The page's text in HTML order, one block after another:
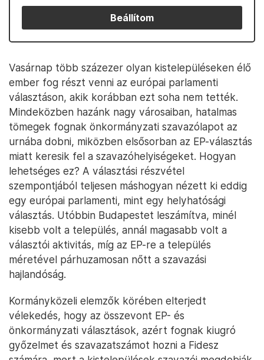
Beállítom
Vasárnap több százezer olyan kistelepüléseken élő
ember fog részt venni az európai parlamenti
választáson, akik korábban ezt soha nem tették.
Mindeközben hazánk nagy városaiban, hatalmas
tömegek fognak önkormányzati szavazólapot az
urnába dobni, miközben elsősorban az EP-választás
miatt keresik fel a szavazóhelyiségeket. Hogyan
lehetséges ez? A választási részvétel
szempontjából teljesen máshogyan nézett ki eddig
egy európai parlamenti, mint egy helyhatósági
választás. Utóbbin Budapestet leszámítva, minél
kisebb volt a település, annál magasabb volt a
választói aktivitás, míg az EP-re a település
méretével párhuzamosan nőtt a szavazási
hajlandóság.
Kormányközeli elemzők körében elterjedt
vélekedés, hogy az összevont EP- és
önkormányzati választások, azért fognak kiugró
győzelmet és szavazatszámot hozni a Fidesz